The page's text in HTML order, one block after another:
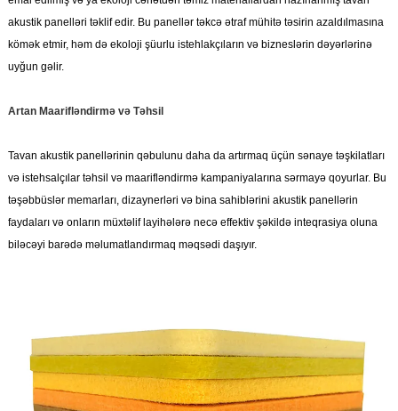
akustik panelləri təklif edir. Bu panellər təkcə ətraf mühitə təsirin azaldılmasına
kömək etmir, həm də ekoloji şüurlu istehlakçıların və bizneslərin dəyərlərinə
uyğun gəlir.
Artan Maarifləndirmə və Təhsil
Tavan akustik panellərinin qəbulunu daha da artırmaq üçün sənaye təşkilatları
və istehsalçılar təhsil və maarifləndirmə kampaniyalarına sərmayə qoyurlar. Bu
təşəbbüslər memarları, dizaynerləri və bina sahiblərini akustik panellərin
faydaları və onların müxtəlif layihələrə necə effektiv şəkildə inteqrasiya oluna
biləcəyi barədə məlumatlandırmaq məqsədi daşıyır.